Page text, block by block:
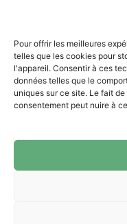
Pour offrir les meilleures
telles que les cookies pour
l'appareil. Consentir à ces
données telles que le
uniques sur ce site. Le fait
consentement peut nuire à
Promotion
Blogue
Nous contacter